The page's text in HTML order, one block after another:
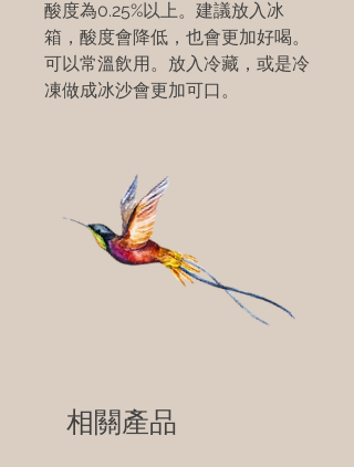
酸度為0.25%以上。建議放入冰
箱，酸度會降低，也會更加好喝。
可以常溫飲用。放入冷藏，或是冷
凍做成冰沙會更加可口。
相關產品